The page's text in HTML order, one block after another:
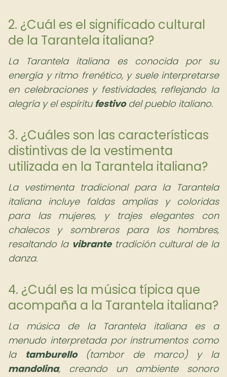
2. ¿Cuál es el significado cultural
de la Tarantela italiana?
La Tarantela italiana es conocida por su
energía y ritmo frenético, y suele interpretarse
en celebraciones y festividades, reflejando la
alegría y el espíritufestivodel pueblo italiano.
3. ¿Cuáles son las características
distintivas de la vestimenta
utilizada en la Tarantela italiana?
La vestimenta tradicional para la Tarantela
italiana incluye faldas amplias y coloridas
para las mujeres, y trajes elegantes con
chalecos y sombreros para los hombres,
resaltando la vibrantetradición cultural de la
danza.
4. ¿Cuál es la música típica que
acompaña a la Tarantela italiana?
La música de la Tarantela italiana es a
menudo interpretada por instrumentos como
la tamburello(tambor de marco) y la
mandolina, creando un ambiente sonoro